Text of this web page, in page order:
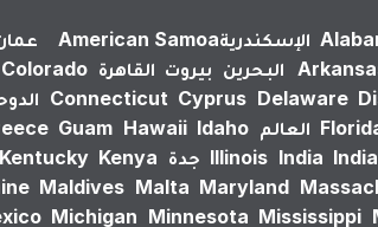
الإسكندرية‎American Samoa
البحرين بيروت القاهرة Colorado
Connecticut Cyprus Delaware
العالم Guam Hawaii Idaho
Illinois India جدة Kentucky Kenya
Maldives Malta Maryland
Michigan Minnesota Mississippi